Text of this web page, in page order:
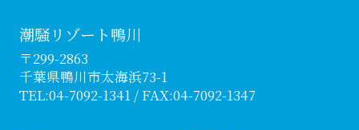
潮騒リゾート鴨川
〒299-2863
千葉県鴨川市太海浜73-1
TEL:04-7092-1341/ FAX:04-7092-1347